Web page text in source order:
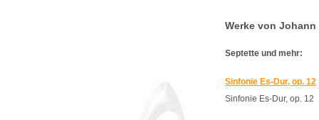
Werke von
Septette und mehr:
Sinfonie Es-Dur, op. 12
Sinfonie Es-Dur, op. 12